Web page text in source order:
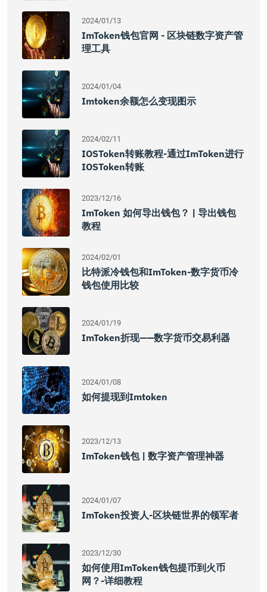
2024/01/13
ImToken钱包官网 - 区块链数字资产管
理工具
2024/01/04
Imtoken余额怎么变现图示
2024/02/11
IOSToken转账教程-通过imToken进行
IOSToken转账
2023/12/16
ImToken 如何导出钱包？ | 导出钱包
教程
2024/02/01
比特派冷钱包和imToken-数字货币冷
钱包使用比较
2024/01/19
ImToken折现——数字货币交易利器
2024/01/08
如何提现到imtoken
2023/12/13
ImToken钱包 | 数字资产管理神器
2024/01/07
ImToken投资人-区块链世界的领军者
2023/12/30
如何使用imToken钱包提币到火币
网？-详细教程